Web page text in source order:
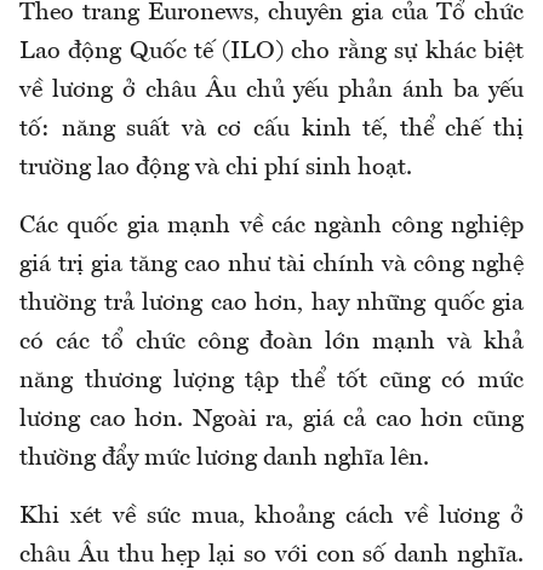
Theo trang Euronews, chuyên gia của Tổ chức
Lao động Quốc tế (ILO) cho rằng sự khác biệt
về lương ở châu Âu chủ yếu phản ánh ba yếu
tố: năng suất và cơ cấu kinh tế, thể chế thị
trường lao động và chi phí sinh hoạt.
Các quốc gia mạnh về các ngành công nghiệp
giá trị gia tăng cao như tài chính và công nghệ
thường trả lương cao hơn, hay những quốc gia
có các tổ chức công đoàn lớn mạnh và khả
năng thương lượng tập thể tốt cũng có mức
lương cao hơn. Ngoài ra, giá cả cao hơn cũng
thường đẩy mức lương danh nghĩa lên.
Khi xét về sức mua, khoảng cách về lương ở
châu Âu thu hẹp lại so với con số danh nghĩa.